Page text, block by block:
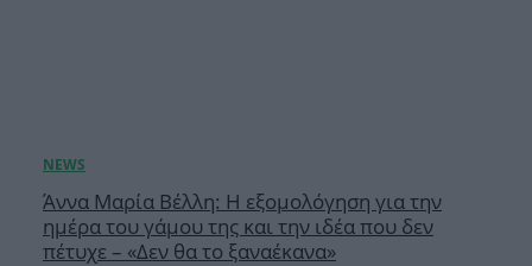
Άννα Μαρία Βέλλη: Η εξομολόγηση για την
ημέρα του γάμου της και την ιδέα που δεν
πέτυχε – «Δεν θα το ξαναέκανα»